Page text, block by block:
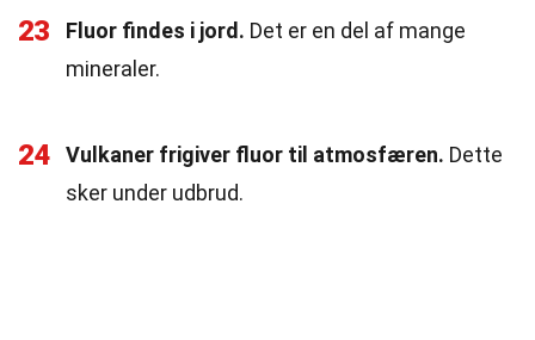
23 Fluor findes i jord. Det er en del af mange
mineraler.
24 Vulkaner frigiver fluor til atmosfæren. Dette
sker under udbrud.